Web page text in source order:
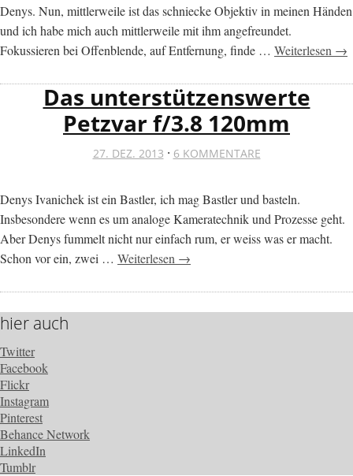
Denys. Nun, mittlerweile ist das schniecke Objektiv in meinen Händen
und ich habe mich auch mittlerweile mit ihm angefreundet.
Fokussieren bei Offenblende, auf Entfernung, finde … Weiterlesen →
Das unterstützenswerte
Petzvar f/3.8 120mm
27. DEZ. 2013 · 6 KOMMENTARE
Denys Ivanichek ist ein Bastler, ich mag Bastler und basteln.
Insbesondere wenn es um analoge Kameratechnik und Prozesse geht.
Aber Denys fummelt nicht nur einfach rum, er weiss was er macht.
Schon vor ein, zwei … Weiterlesen →
hier auch
Twitter
Facebook
Flickr
Instagram
Pinterest
Behance Network
LinkedIn
Tumblr